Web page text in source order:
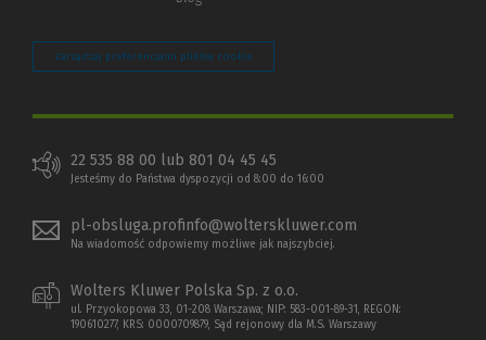
Zarządzaj preferencjami plików cookie
22 535 88 00 lub 801 04 45 45
Jesteśmy do Państwa dyspozycji od 8:00 do 16:00
pl-obsluga.profinfo@wolterskluwer.com
Na wiadomość odpowiemy możliwe jak najszybciej.
Wolters Kluwer Polska Sp. z o.o.
ul. Przyokopowa 33, 01-208 Warszawa; NIP: 583-001-89-31, REGON:
190610277, KRS: 0000709879, Sąd rejonowy dla M.S. Warszawy